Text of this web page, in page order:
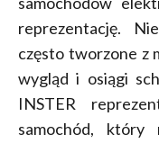
reprezentację.
często tworzone z
wygląd i osiągi
INSTER
samochód,